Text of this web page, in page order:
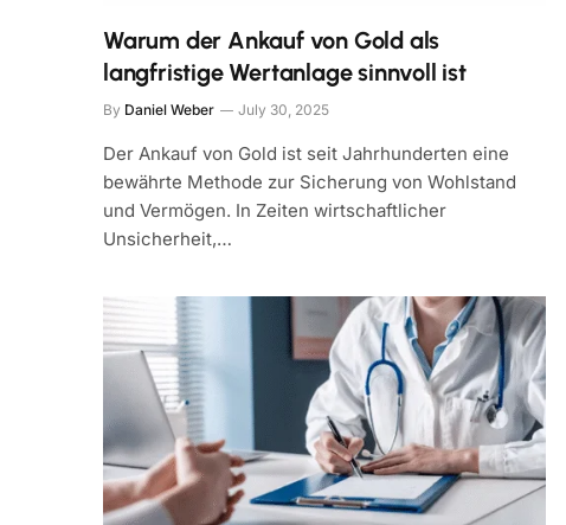
Warum der Ankauf von Gold als
langfristige Wertanlage sinnvoll ist
By Daniel Weber July 30, 2025
Der Ankauf von Gold ist seit Jahrhunderten eine
bewährte Methode zur Sicherung von Wohlstand
und Vermögen. In Zeiten wirtschaftlicher
Unsicherheit,…